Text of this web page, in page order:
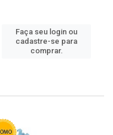
Faça seu login ou
cadastre-se para
comprar.